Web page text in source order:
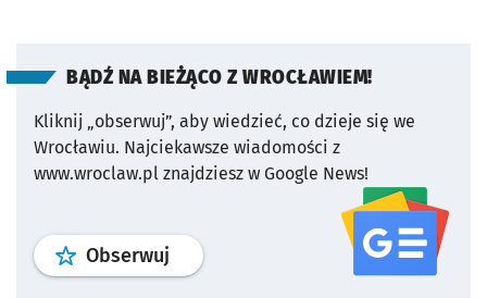
BĄDŹ NA BIEŻĄCO Z WROCŁAWIEM!
Kliknij „obserwuj”, aby wiedzieć, co dzieje się we
Wrocławiu. Najciekawsze wiadomości z
www.wroclaw.pl znajdziesz w Google News!
Obserwuj profil serwisu